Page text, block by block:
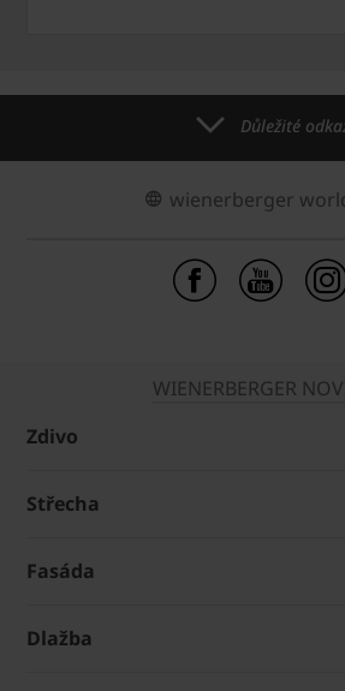
Důležité
wienerberger
WIENERBERGER
Zdivo
Střecha
Fasáda
Dlažba